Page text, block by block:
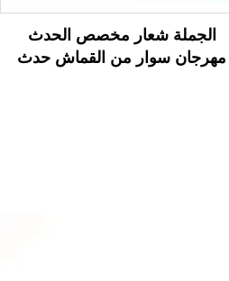
الجملة شعار مخصص الحدث
مهرجان سوار من القماش حدث